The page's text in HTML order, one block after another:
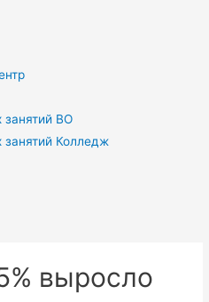
занятий ВО
занятий Колледж
выросло